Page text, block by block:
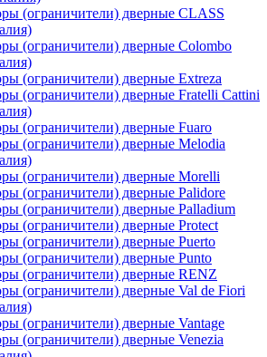
(ограничители) дверные CLASS
(ограничители) дверные Colombo
(ограничители) дверные Extreza
(ограничители) дверные Fratelli Cattini
(ограничители) дверные Fuaro
(ограничители) дверные Melodia
(ограничители) дверные Morelli
(ограничители) дверные Palidore
(ограничители) дверные Palladium
(ограничители) дверные Protect
(ограничители) дверные Puerto
(ограничители) дверные Punto
(ограничители) дверные RENZ
(ограничители) дверные Val de Fiori
(ограничители) дверные Vantage
(ограничители) дверные Venezia